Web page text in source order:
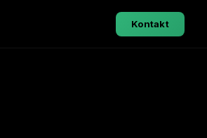
Kontakt